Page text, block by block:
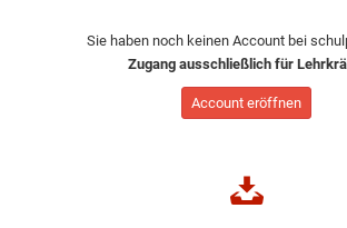
Sie haben noch keinen Account bei
Zugang ausschließlich für
Account eröffnen